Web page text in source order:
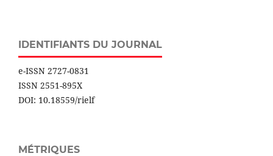
IDENTIFIANTS DU JOURNAL
e-ISSN 2727-0831
ISSN 2551-895X
DOI: 10.18559/rielf
MÉTRIQUES